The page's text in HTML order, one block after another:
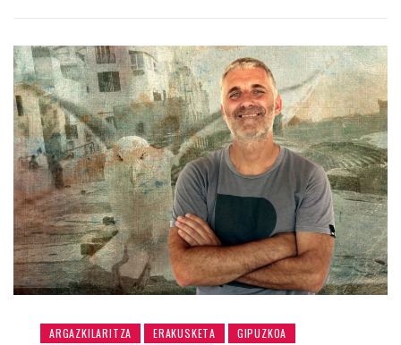
ARGAZKILARITZA ERAKUSKETA
GIPUZKOA